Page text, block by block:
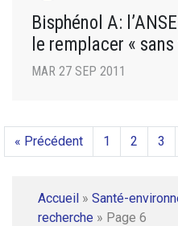
Bisphénol A:
le remplacer «
MAR 27 SEP 2011
« Précédent 1 2 3
Accueil » Santé-
recherche » Page 6